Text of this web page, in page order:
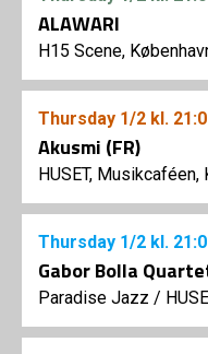
ALAWARI
H15 Scene,
Thursday 1/2 kl.
Akusmi (FR)
HUSET, Musikcaféen,
Thursday 1/2 kl.
Gabor Bolla
Paradise Jazz /